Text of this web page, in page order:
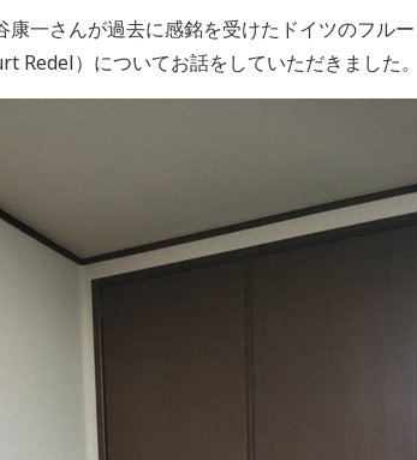
一さんが過去に感銘を受けたドイツのフル
Redel）についてお話をしていただきました。